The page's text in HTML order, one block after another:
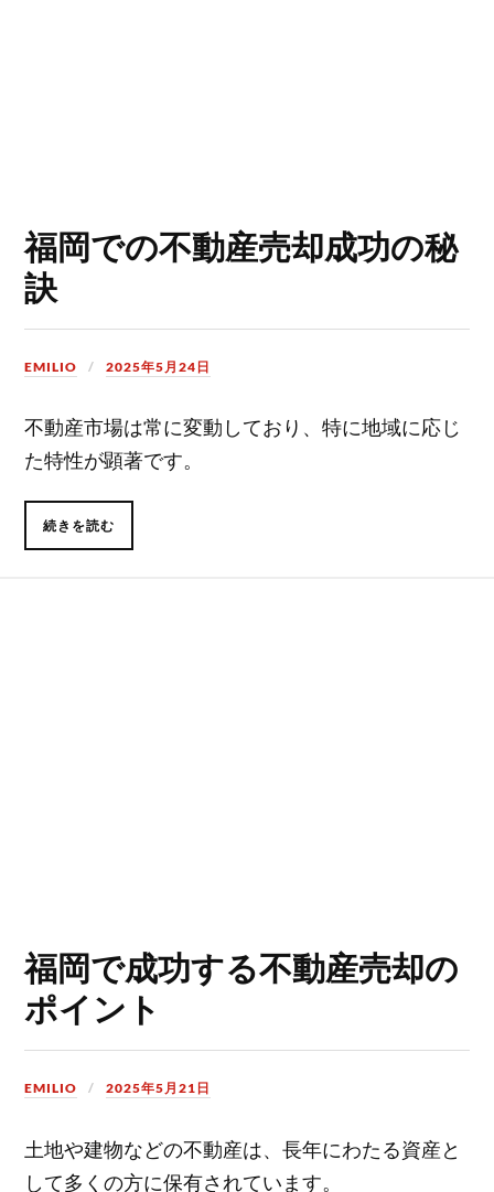
福岡での不動産売却成功の秘
訣
EMILIO 2025年5月24日
不動産市場は常に変動しており、特に地域に応じ
た特性が顕著です。
続きを読む
福岡で成功する不動産売却の
ポイント
EMILIO 2025年5月21日
土地や建物などの不動産は、長年にわたる資産と
して多くの方に保有されています。